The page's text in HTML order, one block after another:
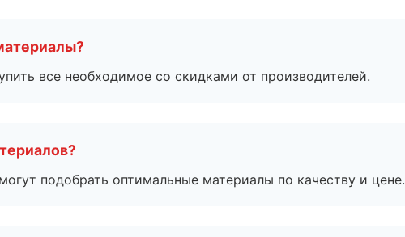
все необходимое со скидками от производителей.
подобрать оптимальные материалы по качеству и цене.